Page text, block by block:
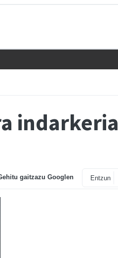
indarkeria
gaitzazu Googlen Entzun